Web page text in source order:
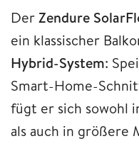
DerZendure
ein klassischer
Hybrid-System:
Smart-Home-
fügt er sich sowohl
als auch in größere